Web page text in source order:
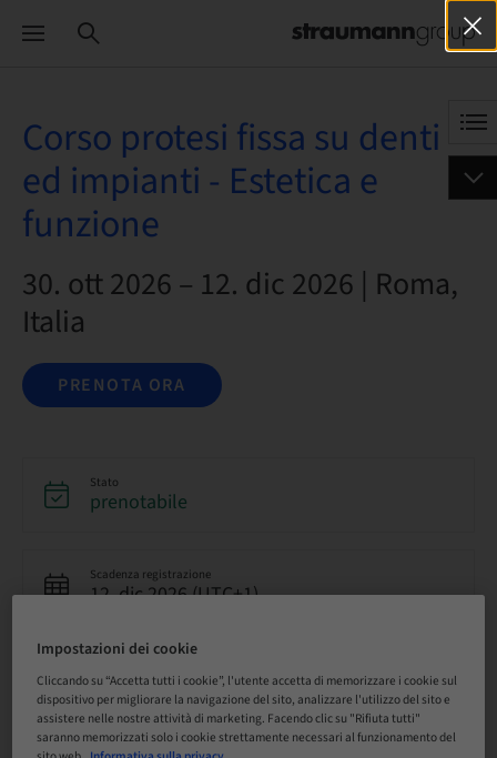
Corso protesi fissa su denti
ed impianti - Estetica e
funzione
30. ott 2026 – 12. dic 2026 | Roma,
Italia
PRENOTA ORA
Stato
prenotabile
Scadenza registrazione
12. dic 2026 (UTC+1)
EUR 2900.00
Impostazioni dei cookie
Cliccando su “Accetta tutti i cookie”, l'utente accetta di memorizzare i cookie sul
dispositivo per migliorare la navigazione del sito, analizzare l'utilizzo del sito e
assistere nelle nostre attività di marketing. Facendo clic su "Rifiuta tutti"
saranno memorizzati solo i cookie strettamente necessari al funzionamento del